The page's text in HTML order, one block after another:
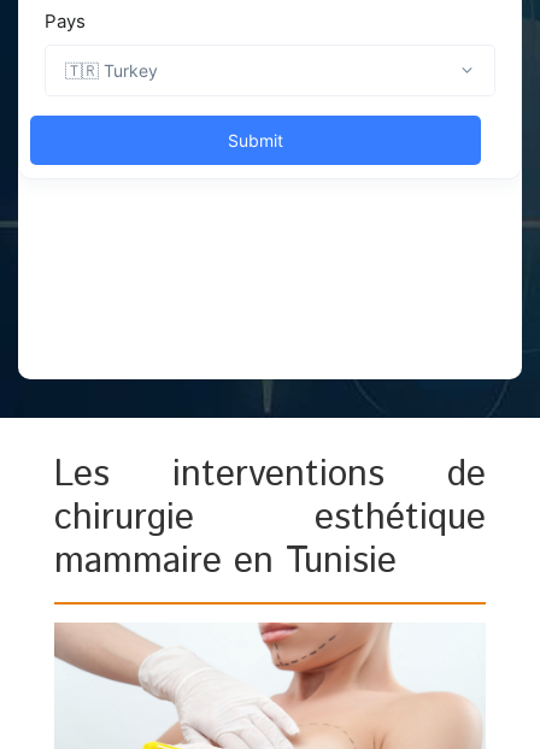
Les interventions de
chirurgie esthétique
mammaire en Tunisie